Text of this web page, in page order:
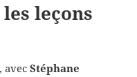
leçons
avecStéphane